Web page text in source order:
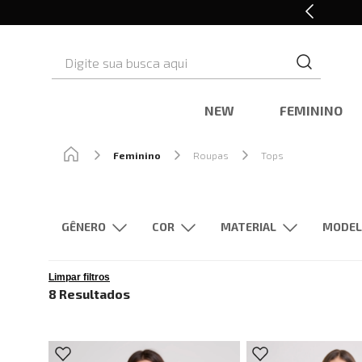
NEW FEMININO
Feminino Roupas Tops
GÊNERO
Feminino
MATERIAL
Limpar filtros
8 Resultados